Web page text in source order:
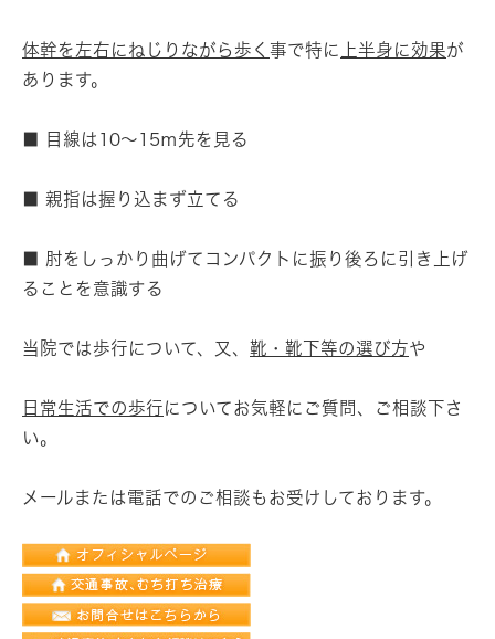
体幹を左右にねじりながら歩く 事で特に 上半身に効果が
あります。
■ 目線は10～15ｍ先を見る
■ 親指は握り込まず立てる
■ 肘をしっかり曲げてコンパクトに振り後ろに引き上げ
ることを意識する
当院では歩行について、又、 靴・靴下等の選び方や
日常生活での歩行についてお気軽にご質問、ご相談下さ
い。
メールまたは電話でのご相談もお受けしております。